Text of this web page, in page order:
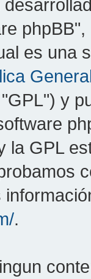
es una
y
la GPL
.